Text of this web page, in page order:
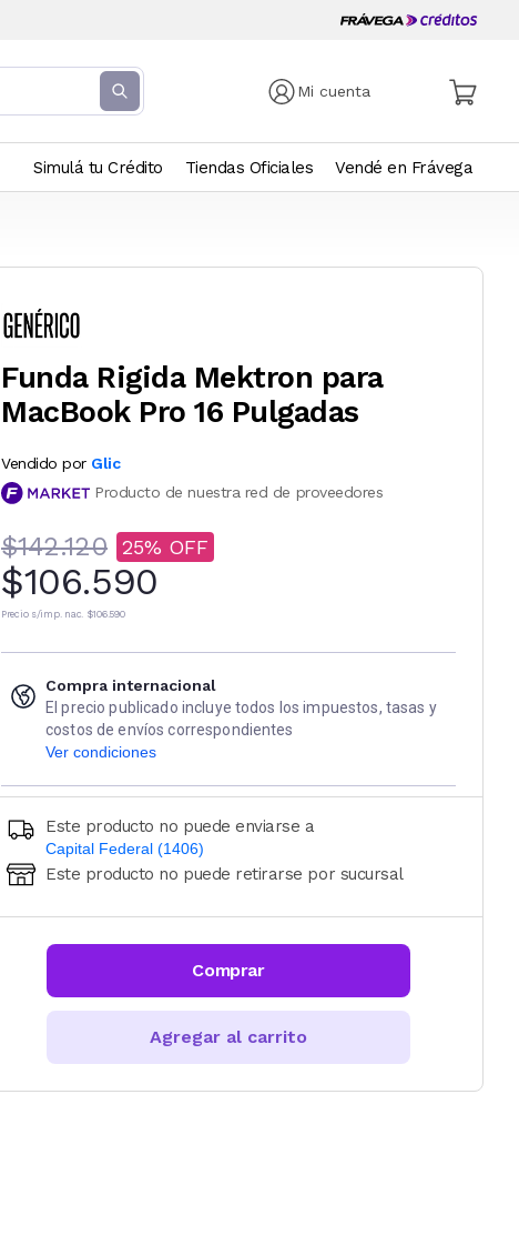
Mi cuenta
Simulá tu Crédito Tiendas Oficiales Vendé en Frávega
Funda Rigida Mektron para
MacBook Pro 16 Pulgadas
Vendido por Glic
Producto de nuestra red de proveedores
$142.120 25
$106.590
Precio s/imp. nac. $106.590
Compra internacional
El precio publicado incluye todos los impuestos, tasas y
costos de envíos correspondientes
Ver condiciones
Este producto no puede enviarse a
Capital Federal (1406)
Ingresá código postal (sólo números)
CALCULAR
Este producto no puede retirarse por sucursal
Comprar
Agregar al carrito